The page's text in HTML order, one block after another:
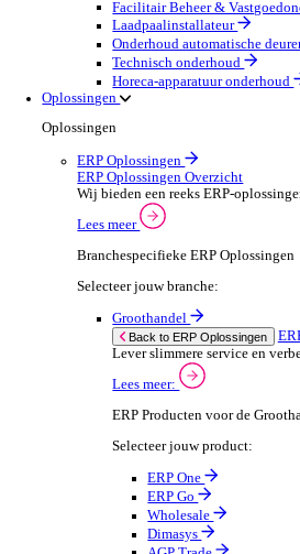
Machines &
Field Service
Field Service Overzicht
Stroomlijn je processen,
Selecteer jouw branche:
Brandbeveiliging &
Waterhygiëne en
Sanitair- en
Elektrotechnische
Medische
Lift- en
Facilitair Beheer &
Onderhoud
Technisch onderhoud
Horeca-apparatuur
Oplossingen
Oplossingen